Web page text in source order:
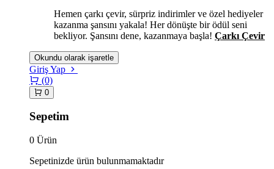
Hemen çarkı çevir, sürpriz indirimler ve özel hediyeler
kazanma şansını yakala! Her dönüşte bir ödül seni
bekliyor. Şansını dene, kazanmaya başla! Çarkı Çevir
Okundu olarak işaretle
Giriş Yap
(0)
0
Sepetim
0 Ürün
Sepetinizde ürün bulunmamaktadır